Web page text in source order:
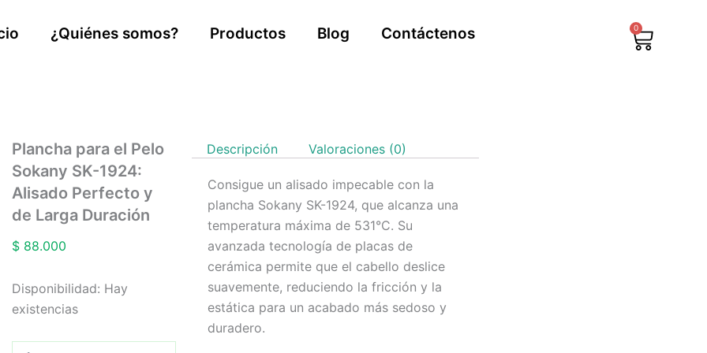
¿Quiénes somos? Productos Blog Contáctenos 0
Cart
Plancha para el Pelo
Sokany SK-1924:
Alisado Perfecto y
de Larga Duración
$ 88.000
Disponibilidad: Hay
existencias
Plancha
para
el
Descripción Valoraciones (0)
Consigue un alisado impecable con la
plancha Sokany SK-1924, que alcanza una
temperatura máxima de 531°C. Su
avanzada tecnología de placas de
cerámica permite que el cabello deslice
suavemente, reduciendo la fricción y la
estática para un acabado más sedoso y
duradero.